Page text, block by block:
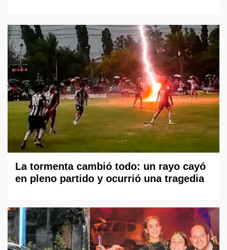
La tormenta cambió todo: un rayo cayó
en pleno partido y ocurrió una tragedia